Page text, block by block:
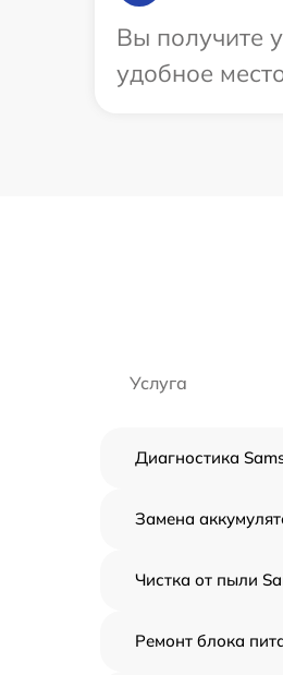
Вы получите
удобное
Услуга
Диагностика
Замена
Чистка от пыли
Ремонт блока